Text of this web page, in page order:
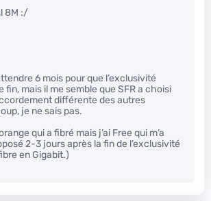
8M :/
6 mois pour que l’exclusivité
fin, mais il me semble que SFR a choisi
différente des autres
je ne sais pas.
qui a fibré mais j’ai Free qui m’a
2-3 jours après la fin de l’exclusivité
en Gigabit.)